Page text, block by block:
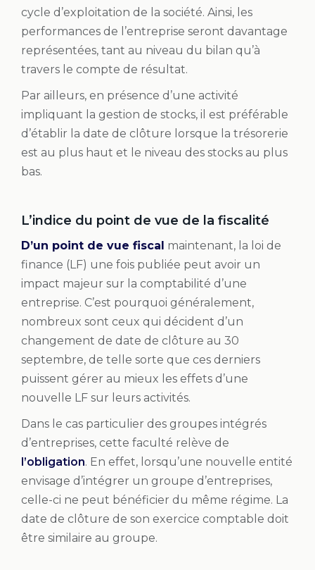
cycle d’exploitation de la société. Ainsi, les
performances de l’entreprise seront davantage
représentées, tant au niveau du bilan qu’à
travers le compte de résultat.
Par ailleurs, en présence d’une activité
impliquant la gestion de stocks, il est préférable
d’établir la date de clôture lorsque la trésorerie
est au plus haut et le niveau des stocks au plus
bas.
L’indice du point de vue de la fiscalité
D’un point de vue fiscal maintenant, la loi de
finance (LF) une fois publiée peut avoir un
impact majeur sur la comptabilité d’une
entreprise. C’est pourquoi généralement,
nombreux sont ceux qui décident d’un
changement de date de clôture au 30
septembre, de telle sorte que ces derniers
puissent gérer au mieux les effets d’une
nouvelle LF sur leurs activités.
Dans le cas particulier des groupes intégrés
d’entreprises, cette faculté relève de
l’obligation. En effet, lorsqu’une nouvelle entité
envisage d’intégrer un groupe d’entreprises,
celle-ci ne peut bénéficier du même régime. La
date de clôture de son exercice comptable doit
être similaire au groupe.